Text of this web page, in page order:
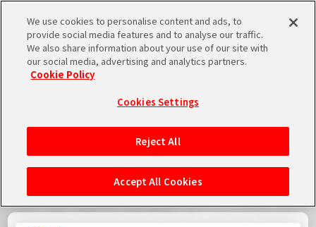
はじめに ストア プロモーションコード
We use cookies to personalise content and ads, to
provide social media features and to analyse our traffic.
We also share information about your use of our site with
our social media, advertising and analytics partners.
Cookie Policy
Cookies Settings
Reject All
Accept All Cookies